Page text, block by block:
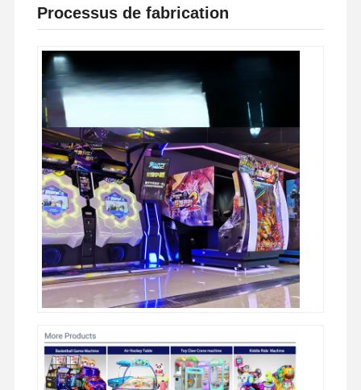
Processus de fabrication